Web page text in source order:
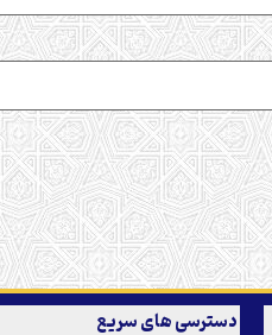
دسترسی های سریع